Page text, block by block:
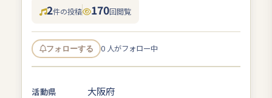
2件の投稿 170回閲覧
フォローする 0 人がフォロー中
活動県 大阪府